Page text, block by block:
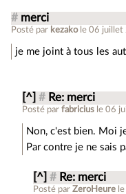
# merci
Posté par kezako le 06
je me joint à tous les
[^] # Re: merci
Posté parfabricius le 06
Non, c'est bien. Moi
Par contre je ne sais
[^] # Re: merci
Posté parZeroHeure